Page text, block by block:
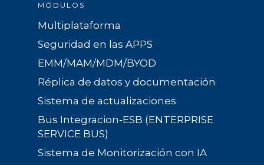
MÓDULOS
Multiplataforma
Seguridad en las APPS
EMM/MAM/MDM/BYOD
Réplica de datos y documentación
Sistema de actualizaciones
Bus Integracion-ESB (ENTERPRISE
SERVICE BUS)
Sistema de Monitorización con IA